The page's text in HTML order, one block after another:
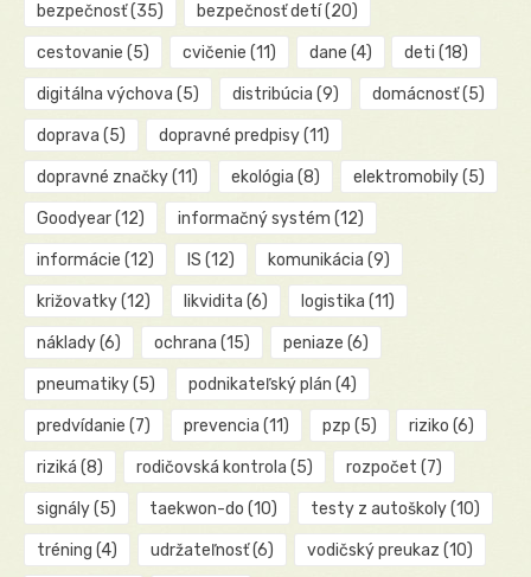
bezpečnosť(35) bezpečnosť detí(20)
cestovanie (5) cvičenie (11) dane (4) deti (18)
digitálna výchova (5) distribúcia (9) domácnosť(5)
doprava (5) dopravné predpisy(11)
dopravné značky(11) ekológia (8) elektromobily(5)
Goodyear(12) informačný systém (12)
informácie (12) IS (12) komunikácia (9)
križovatky(12) likvidita (6) logistika (11)
náklady(6) ochrana (15) peniaze (6)
pneumatiky(5) podnikateľský plán (4)
predvídanie (7) prevencia (11) pzp (5) riziko (6)
riziká (8) rodičovská kontrola (5) rozpočet (7)
signály(5) taekwon-do (10) testy z autoškoly(10)
tréning (4) udržateľnosť(6) vodičský preukaz (10)